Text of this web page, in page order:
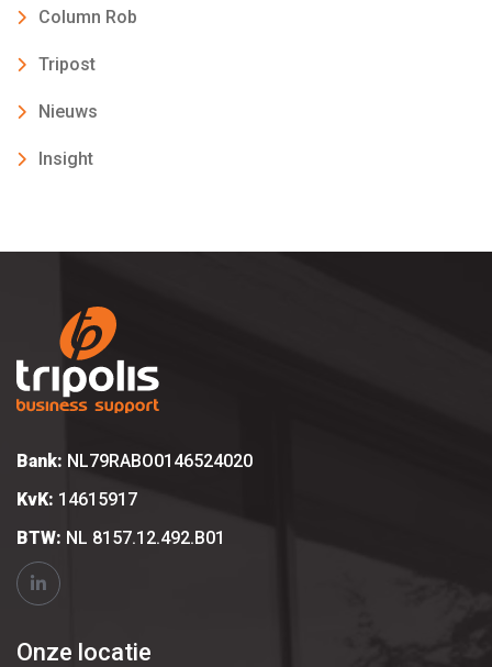
Column Rob
Tripost
Nieuws
Insight
Bank: NL79RABO0146524020
KvK: 14615917
BTW: NL 8157.12.492.B01
Onze locatie